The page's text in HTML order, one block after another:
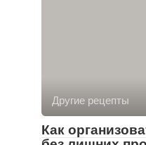
Другие рецепты
Как